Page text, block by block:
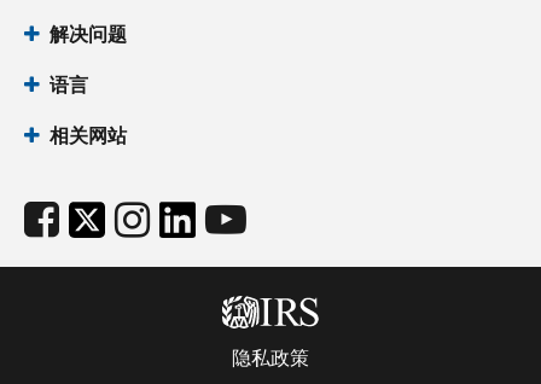
解决问题
语言
相关网站
隐私政策